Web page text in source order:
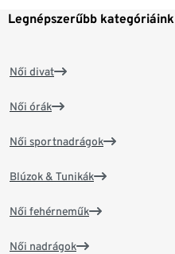
Legnépszerűbb kategóriáink
Női divat
Női órák
Női sportnadrágok
Blúzok & Tunikák
Női fehérneműk
Női nadrágok